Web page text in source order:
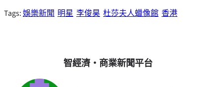
Tags:娛樂新聞 明星 李俊昊 杜莎夫人蠟像館 香港
智經濟・商業新聞平台